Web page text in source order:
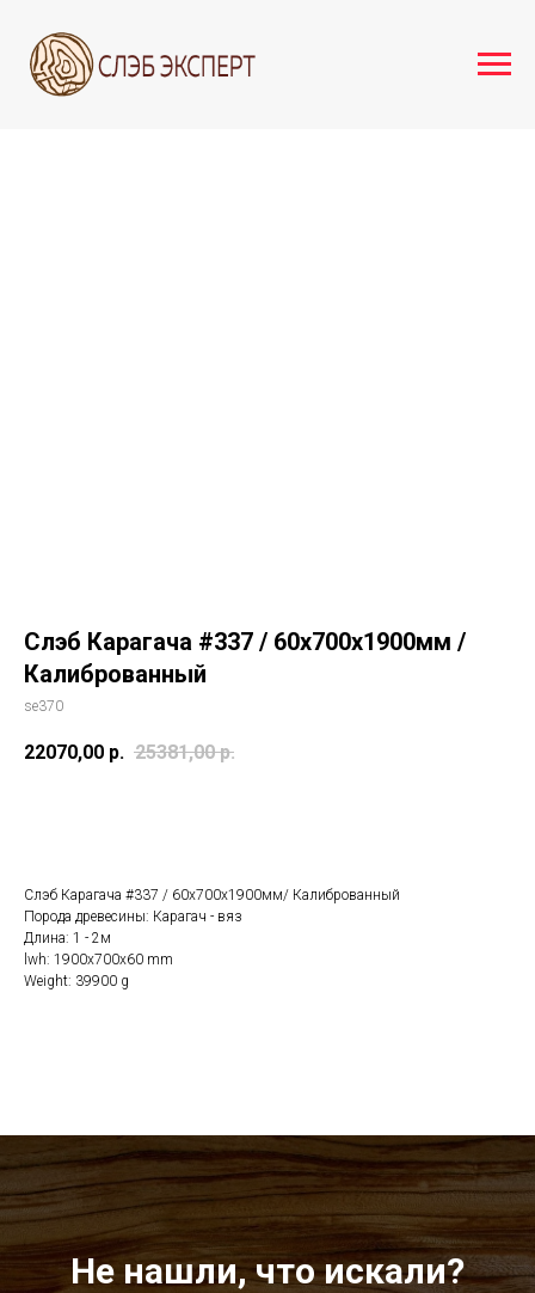
Слэб Карагача #337 / 60х700х1900мм /
Калиброванный
se370
22070,00 р. 25381,00 р.
Слэб Карагача #337 / 60х700х1900мм/ Калиброванный
Порода древесины: Карагач - вяз
Длина: 1 - 2м
lwh: 1900x700x60 mm
Weight: 39900 g
Не нашли, что искали?